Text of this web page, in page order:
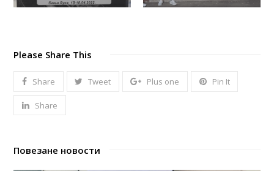
Please Share This
Share Tweet Plus one Pin It
Share
Повезане новости